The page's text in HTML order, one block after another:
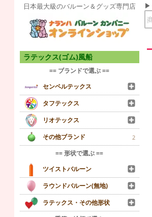
日本最大級のバルーン＆グッズ専門店
ラテックス(ゴム)風船
== ブランドで選ぶ ==
センペルテックス
タフテックス
リオテックス
その他ブランド
2
== 形状で選ぶ ==
ツイストバルーン
ラウンドバルーン(無地)
ラテックス・その他形状